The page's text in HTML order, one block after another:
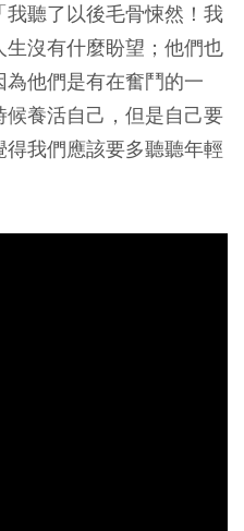
聽了以後毛骨悚然！我
沒有什麼盼望；他們也
他們是有在奮鬥的一
養活自己，但是自己要
我們應該要多聽聽年輕